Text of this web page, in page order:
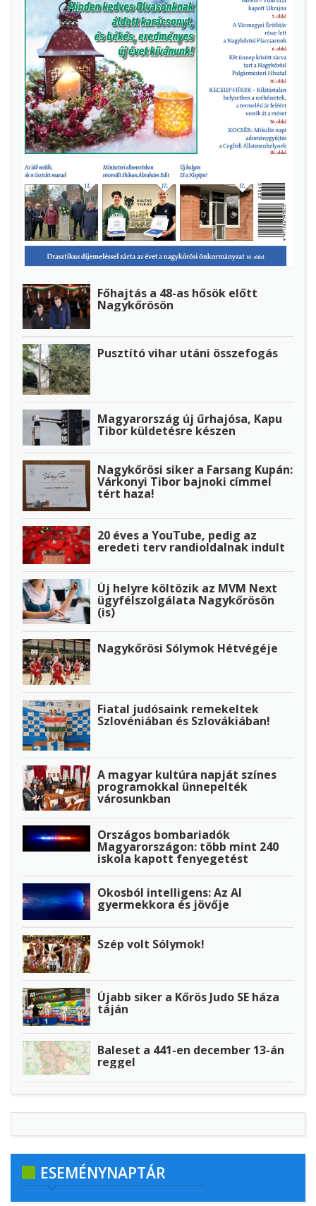
Főhajtás a 48-as hősök előtt
Nagykőrösön
Pusztító vihar utáni összefogás
Magyarország új űrhajósa, Kapu
Tibor küldetésre készen
Nagykőrösi siker a Farsang Kupán:
Várkonyi Tibor bajnoki címmel
tért haza!
20 éves a YouTube, pedig az
eredeti terv randioldalnak indult
Új helyre költözik az MVM Next
ügyfélszolgálata Nagykőrösön
(is)
Nagykőrösi Sólymok Hétvégéje
Fiatal judósaink remekeltek
Szlovéniában és Szlovákiában!
A magyar kultúra napját színes
programokkal ünnepelték
városunkban
Országos bombariadók
Magyarországon: több mint 240
iskola kapott fenyegetést
Okosból intelligens: Az AI
gyermekkora és jövője
Szép volt Sólymok!
Újabb siker a Kőrös Judo SE háza
táján
Baleset a 441-en december 13-án
reggel
ESEMÉNYNAPTÁR